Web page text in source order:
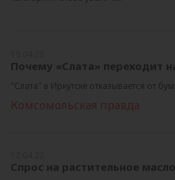
Почему «Слата» переходит
"Слата" в Иркутске отказывается от
Комсомольская правда
Спрос на растительное